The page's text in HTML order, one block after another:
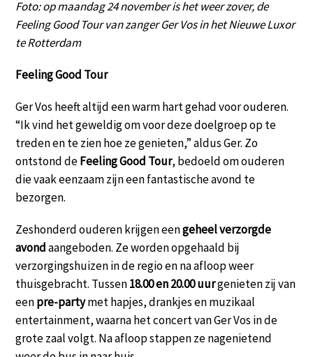
Foto: op maandag 24 november is het weer zover, de
Feeling Good Tour van zanger Ger Vos in het Nieuwe Luxor
te Rotterdam
Feeling Good Tour
Ger Vos heeft altijd een warm hart gehad voor ouderen.
“Ik vind het geweldig om voor deze doelgroep op te
treden en te zien hoe ze genieten,” aldus Ger. Zo
ontstond deFeeling Good Tour, bedoeld om ouderen
die vaak eenzaam zijn een fantastische avond te
bezorgen.
Zeshonderd ouderen krijgen eengeheel verzorgde
avondaangeboden. Ze worden opgehaald bij
verzorgingshuizen in de regio en na afloop weer
thuisgebracht. Tussen18.00 en 20.00 uurgenieten zij van
eenpre-partymet hapjes, drankjes en muzikaal
entertainment, waarna het concert van Ger Vos in de
grote zaal volgt. Na afloop stappen ze nagenietend